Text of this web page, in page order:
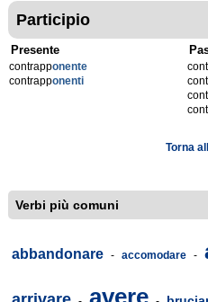
Participio
Presente
contrapponente
contrapponenti
Torna
Verbi più comuni
abbandonare - accomodare -
avere